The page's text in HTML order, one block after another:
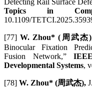
Detecting Rail Surface
Topics in
10.1109/
[77]W. Zhou* (周武杰)
Binocular Fixation
Fusion Network,”IEEE
Developmental Systems,
[78]W. Zhou* (周武杰),